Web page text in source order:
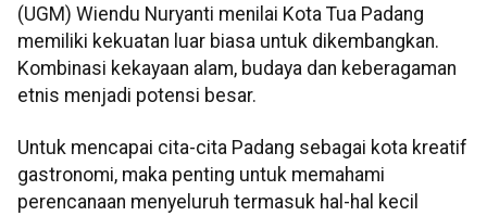
(UGM) Wiendu Nuryanti menilai Kota Tua Padang
memiliki kekuatan luar biasa untuk dikembangkan.
Kombinasi kekayaan alam, budaya dan keberagaman
etnis menjadi potensi besar.
Untuk mencapai cita-cita Padang sebagai kota kreatif
gastronomi, maka penting untuk memahami
perencanaan menyeluruh termasuk hal-hal kecil